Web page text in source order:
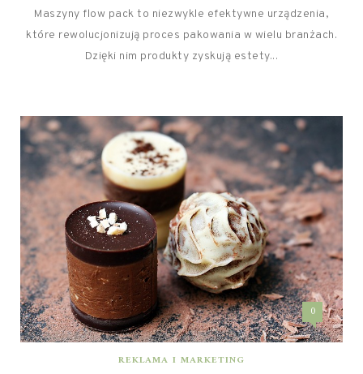
Maszyny flow pack to niezwykle efektywne urządzenia,
które rewolucjonizują proces pakowania w wielu branżach.
Dzięki nim produkty zyskują estety...
0
REKLAMA I MARKETING